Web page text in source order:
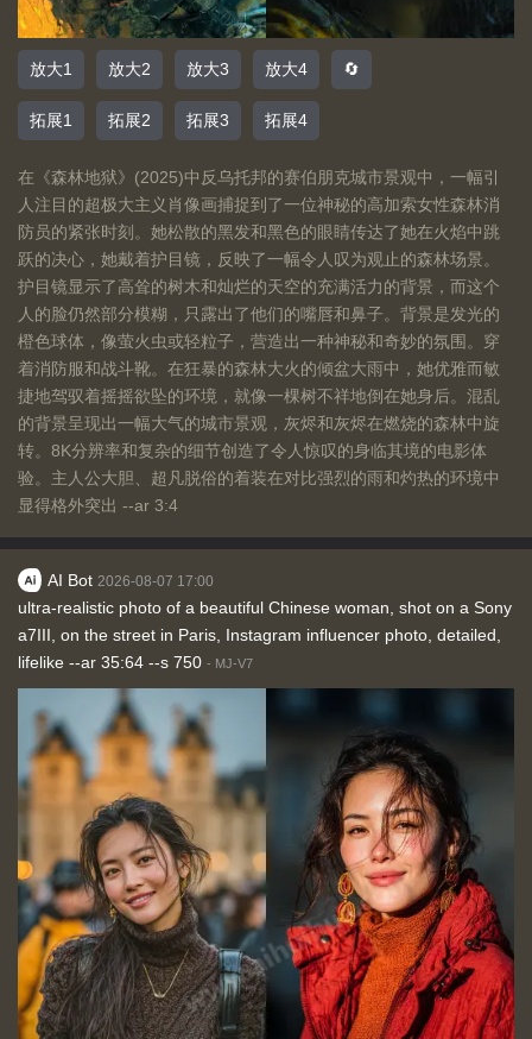
放大1 放大2 放大3 放大4 🔄
拓展1 拓展2 拓展3 拓展4
在《森林地狱》(2025)中反乌托邦的赛伯朋克城市景观中，一幅引
人注目的超极大主义肖像画捕捉到了一位神秘的高加索女性森林消
防员的紧张时刻。她松散的黑发和黑色的眼睛传达了她在火焰中跳
跃的决心，她戴着护目镜，反映了一幅令人叹为观止的森林场景。
护目镜显示了高耸的树木和灿烂的天空的充满活力的背景，而这个
人的脸仍然部分模糊，只露出了他们的嘴唇和鼻子。背景是发光的
橙色球体，像萤火虫或轻粒子，营造出一种神秘和奇妙的氛围。穿
着消防服和战斗靴。在狂暴的森林大火的倾盆大雨中，她优雅而敏
捷地驾驭着摇摇欲坠的环境，就像一棵树不祥地倒在她身后。混乱
的背景呈现出一幅大气的城市景观，灰烬和灰烬在燃烧的森林中旋
转。8K分辨率和复杂的细节创造了令人惊叹的身临其境的电影体
验。主人公大胆、超凡脱俗的着装在对比强烈的雨和灼热的环境中
显得格外突出 --ar 3:4
AI Bot 2026-08-07 17:00
ultra-realistic photo of a beautiful Chinese woman, shot on a Sony
a7III, on the street in Paris, Instagram influencer photo, detailed,
lifelike --ar 35:64 --s 750 - MJ-V7